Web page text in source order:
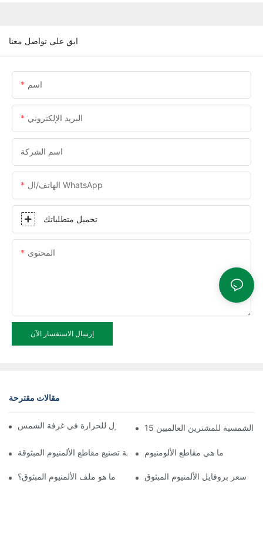
ابق على تواصل معنا
اسم
البريد الإلكتروني
اسم الشركة
الهاتف/ال WhatsApp
تحميل متطلباتك
المحتوى
إرسال الاستفسار الآن
مقالات مقترحة
تجميع سريع لملف الألمنيوم العازل للحرارة في غرفة الشمس
الشمسية للمشترين العالميين
عملية تصنيع مقاطع الألمنيوم المبثوقة ما هي مقاطع الألومنيوم
ما هو ملف الألمنيوم المبثوق؟ سعر بروفايل الألمنيوم المبثوق